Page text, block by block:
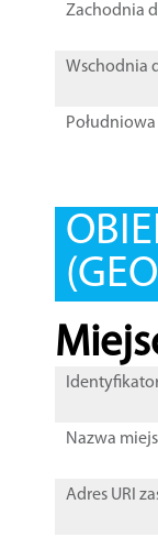
Zachodnia
Wschodnia
Nazwa
Adres URI